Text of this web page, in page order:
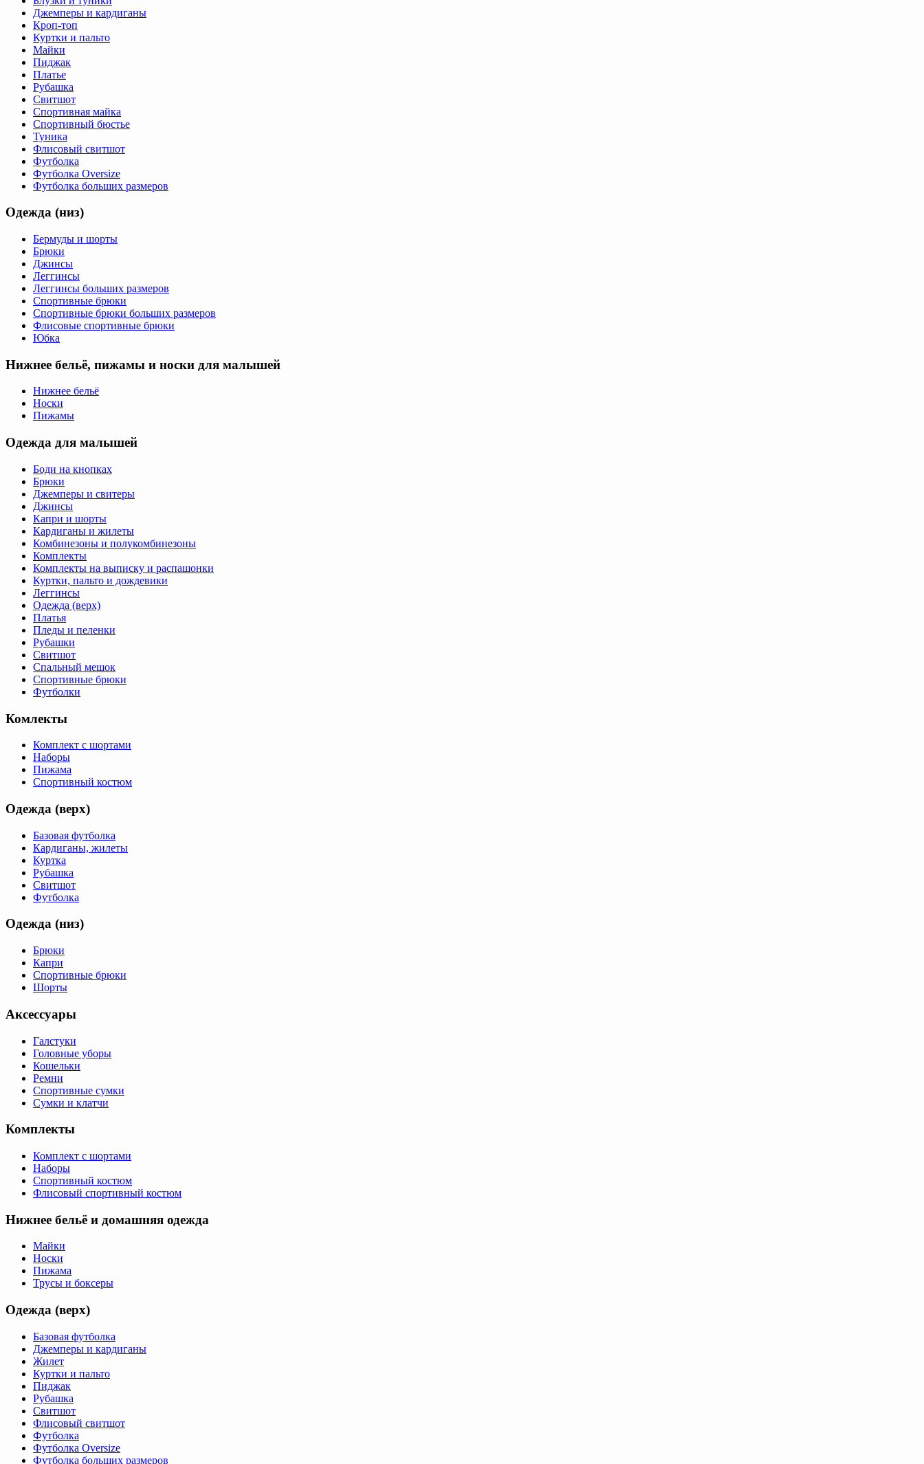
Джемперы и кардиганы
Кроп-топ
Куртки и пальто
Майки
Пиджак
Платье
Рубашка
Свитшот
Спортивная майка
Спортивный бюстье
Туника
Флисовый свитшот
Футболка
Футболка Oversize
Футболка больших размеров
Одежда (низ)
Бермуды и шорты
Брюки
Джинсы
Леггинсы
Леггинсы больших размеров
Спортивные брюки
Спортивные брюки больших размеров
Флисовые спортивные брюки
Юбка
Нижнее бельё, пижамы и носки для малышей
Нижнее бельё
Носки
Пижамы
Одежда для малышей
Боди на кнопках
Брюки
Джемперы и свитеры
Джинсы
Капри и шорты
Кардиганы и жилеты
Комбинезоны и полукомбинезоны
Комплекты
Комплекты на выписку и распашонки
Куртки, пальто и дождевики
Леггинсы
Одежда (верх)
Платья
Пледы и пеленки
Рубашки
Свитшот
Спальный мешок
Спортивные брюки
Футболки
Комлекты
Комплект с шортами
Наборы
Пижама
Спортивный костюм
Одежда (верх)
Базовая футболка
Кардиганы, жилеты
Куртка
Рубашка
Свитшот
Футболка
Одежда (низ)
Брюки
Капри
Спортивные брюки
Шорты
Аксессуары
Галстуки
Головные уборы
Кошельки
Ремни
Спортивные сумки
Сумки и клатчи
Комплекты
Комплект с шортами
Наборы
Спортивный костюм
Флисовый спортивный костюм
Нижнее бельё и домашняя одежда
Майки
Носки
Пижама
Трусы и боксеры
Одежда (верх)
Базовая футболка
Джемперы и кардиганы
Жилет
Куртки и пальто
Пиджак
Рубашка
Свитшот
Флисовый свитшот
Футболка
Футболка Oversize
Футболка больших размеров